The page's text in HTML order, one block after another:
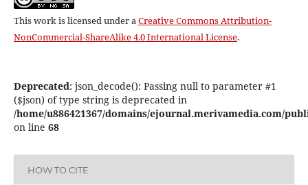
This work is licensed under aCreative Commons Attribution-
NonCommercial-ShareAlike 4.0 International License.
Deprecated: json_decode(): Passing null to parameter #1
($json) of type string is deprecated in
/home/u886421367/domains/ejournal.merivamedia.com/
on line 68
HOW TO CITE